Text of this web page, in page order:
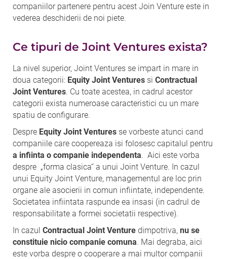
companiilor partenere pentru acest Join Venture este in
vederea deschiderii de noi piete.
Ce tipuri de Joint Ventures exista?
La nivel superior, Joint Ventures se impart in mare in
doua categorii: Equity Joint Ventures si Contractual
Joint Ventures. Cu toate acestea, in cadrul acestor
categorii exista numeroase caracteristici cu un mare
spatiu de configurare.
Despre Equity Joint Ventures se vorbeste atunci cand
companiile care coopereaza isi folosesc capitalul pentru
a infiinta o companie independenta. Aici este vorba
despre „forma clasica“ a unui Joint Venture. In cazul
unui Equity Joint Venture, managementul are loc prin
organe ale asocierii in comun infiintate, independente.
Societatea infiintata raspunde ea insasi (in cadrul de
responsabilitate a formei societatii respective).
In cazul Contractual Joint Venture dimpotriva, nu se
constituie nicio companie comuna. Mai degraba, aici
este vorba despre o cooperare a mai multor companii